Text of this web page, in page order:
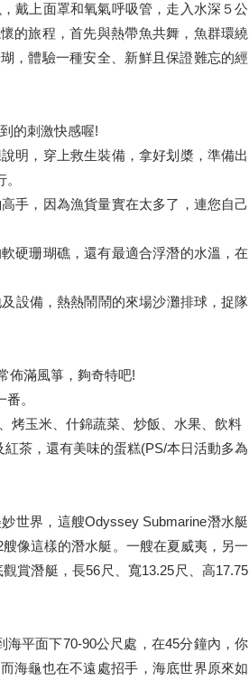
戴上面罩和氧氣呼吸管，走入水深５公
的旅程，首先與熱帶魚共舞，魚群環繞
，體驗一種安全、新鮮且保證難忘的經
的刺激快感喔!
明，穿上救生裝備，拿好划槳，準備出
手，因為漁貨量實在太多了，連您自己
硬珊瑚礁，還有最適合浮潛的水溫，在
設備，熱熱鬧鬧的來場沙灘排球，捉隊
佈滿風箏，夠奇特吧!
。
烤玉米、什錦蔬菜、炒飯、水果、飲料
茶，還有美味的蛋糕(PS/本日活動多為
世界，這艘Odyssey Submarine潛水艇
像這樣的潛水艇。一艘在夏威夷，另一
賞潛艇，長56尺、寬13.25尺、高17.75
平面下70-90公尺處，在45分鐘內，你
海龜也在不遠處招手，海底世界原來如